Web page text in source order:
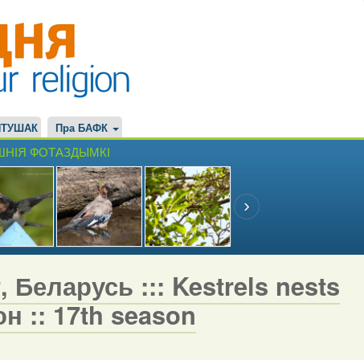
Пра БАФК
ФОТАЗДЫМКІ
Беларусь ::: Kestrels nests
:: 17th season